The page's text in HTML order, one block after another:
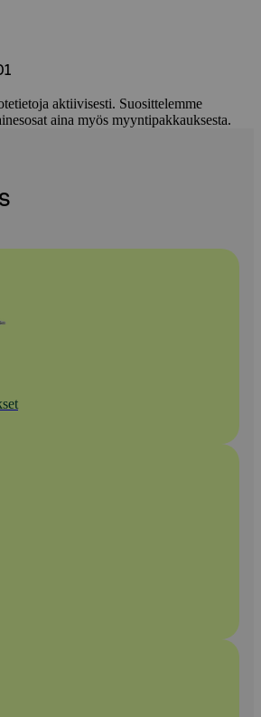
aktiivisesti. Suosittelemme
aina myös myyntipakkauksesta.